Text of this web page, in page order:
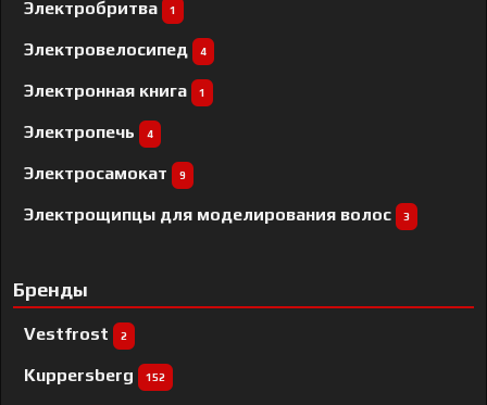
Электробритва 1
Электровелосипед 4
Электронная книга 1
Электропечь 4
Электросамокат 9
Электрощипцы для моделирования волос 3
Бренды
Vestfrost 2
Kuppersberg 152